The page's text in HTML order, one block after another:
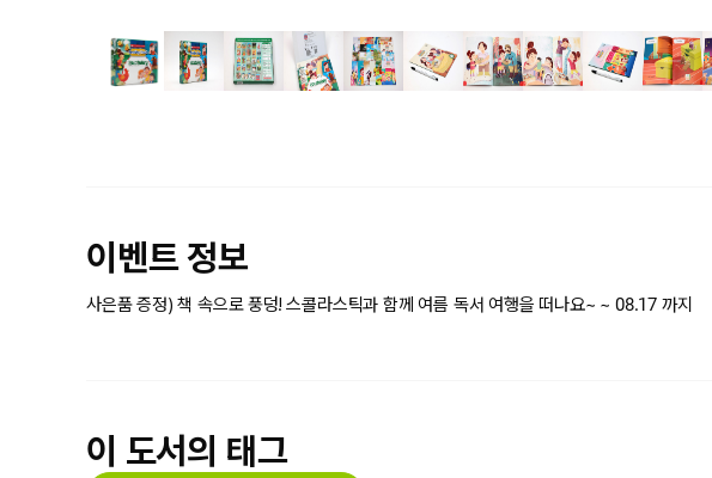
이벤트 정보
사은품 증정) 책 속으로 풍덩! 스콜라스틱과 함께 여름 독서 여행을 떠나요~ ~ 08.17 까지
이 도서의 태그